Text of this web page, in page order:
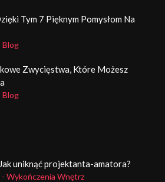
Tym 7 Pięknym Pomysłom Na
Blog
Zwycięstwa, Które Możesz
Blog
uniknąć projektanta-amatora?
- Wykończenia Wnętrz